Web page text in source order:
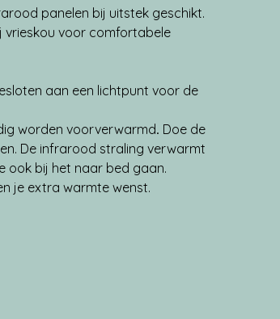
panelen bij uitstek geschikt.
vrieskou voor comfortabele
aan een lichtpunt voor de
worden voorverwarmd. Doe de
De infrarood straling verwarmt
ook bij het naar bed gaan.
je extra warmte wenst.